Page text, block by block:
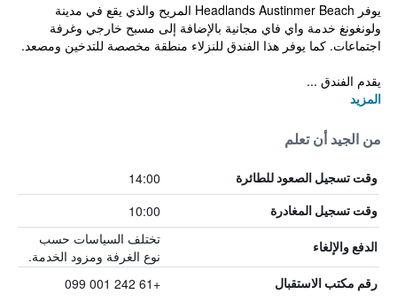
يوفر Headlands Austinmer Beach المريح والذي يقع في مدينة
ولونغونغ خدمة واي فاي مجانية بالإضافة إلى مسبح خارجي وغرفة
اجتماعات. كما يوفر هذا الفندق للنزلاء منطقة مخصصة للتدخين ومصعد.
يقدم الفندق ...
المزيد
من الجيد أن تعلم
وقت تسجيل الصعود للطائرة 14:00
وقت تسجيل المغادرة 10:00
الدفع والإلغاء
تختلف السياسات حسب
نوع الغرفة ومزود الخدمة.
رقم مكتب الاستقبال +61 242 001 099